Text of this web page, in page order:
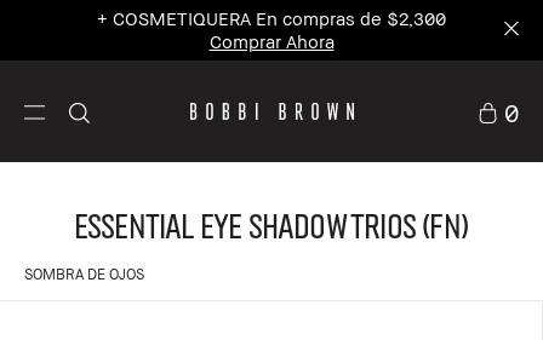
+ MASCARA En compras de $2,800 Comprar
Ahora
0
Essential Eye Shadow Trios (FN)
SOMBRA DE OJOS